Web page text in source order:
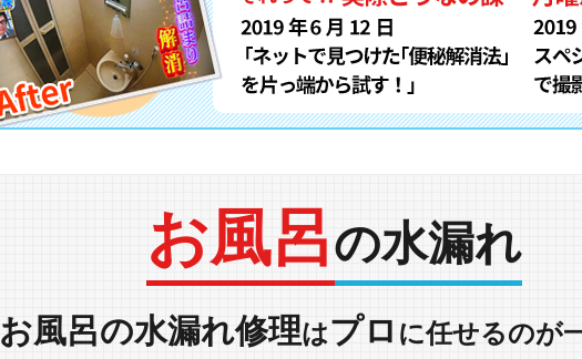
お風呂の水漏れ
お風呂の水漏れ修理はプロ に任せるのが